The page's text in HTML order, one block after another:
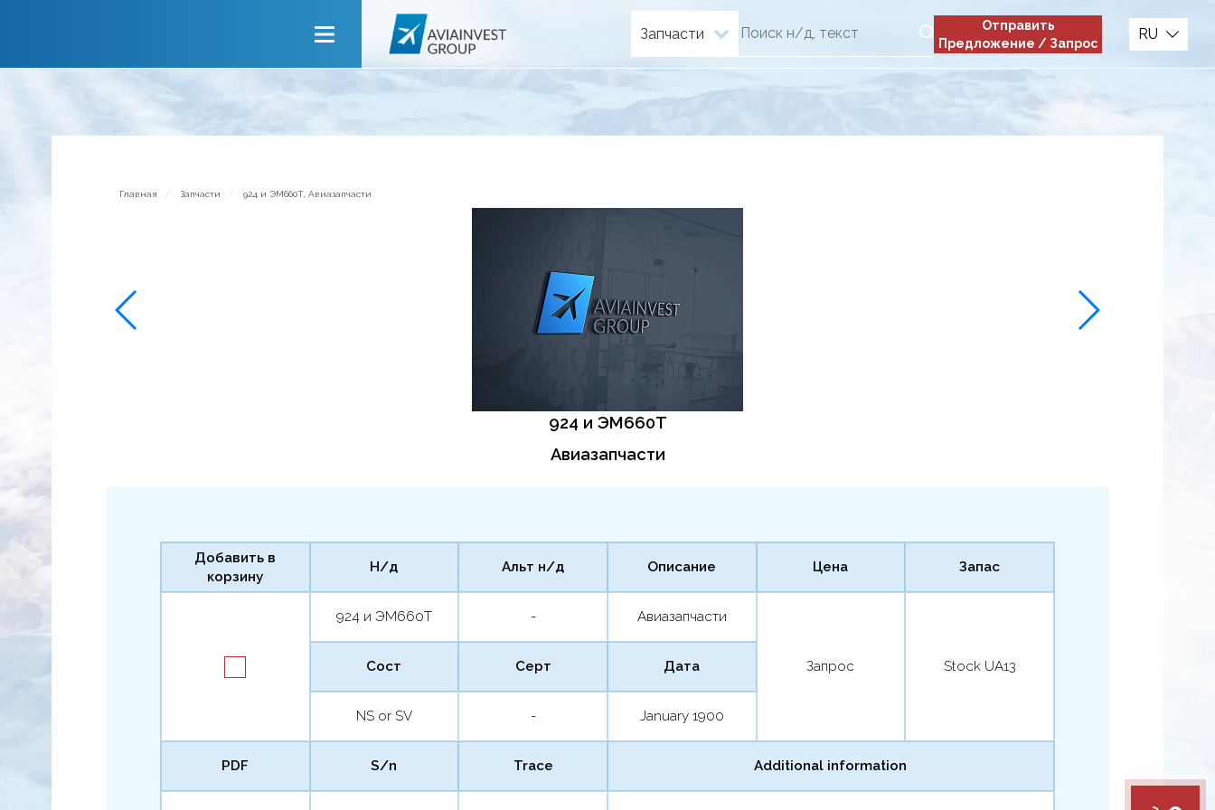
О компании
Новости
Обратная связь
Запчасти
Отправить
Предложение / Запрос
RU
Главная Запчасти 924 и ЭМ660Т, Авиазапчасти
924 и ЭМ660Т
Авиазапчасти
Добавить в
корзину
Н/д
924 и ЭМ660Т
Альт н/д
-
Описание
Авиазапчасти
Цена
Запрос
Запас
Stock UA13
Сост
NS or SV
Серт
-
Дата
January 1900
PDF S/n Trace Additional information